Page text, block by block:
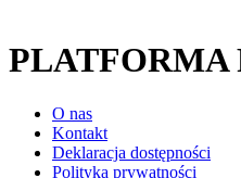
PLATFORMA
O nas
Kontakt
Deklaracja dostępności
Polityka prywatności